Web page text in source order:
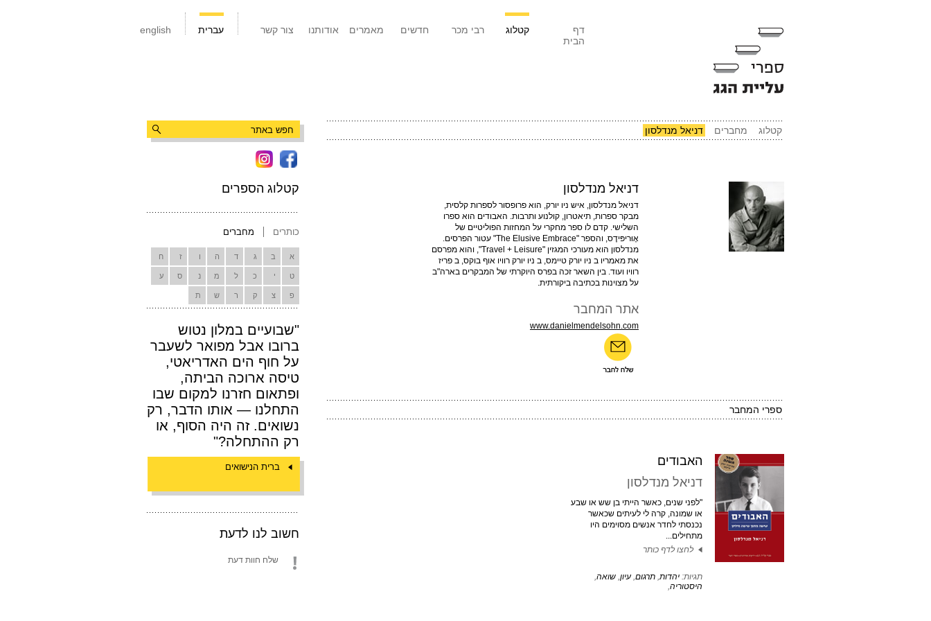
english עברית צור קשר אודותנו מאמרים חדשים רבי מכר קטלוג
דף
הבית
קטלוג הספרים
כותרים מחברים
א ב ג ד ה ו ז ח
ט י כ ל מ נ ס ע
פ צ ק ר ש ת
"שבועיים במלון נטוש
ברובו אבל מפואר לשעבר
על חוף הים האדריאטי,
טיסה ארוכה הביתה,
ופתאום חזרנו למקום שבו
התחלנו — אותו הדבר, רק
נשואים. זה היה הסוף, או
רק ההתחלה?"
ברית הנישואים
חשוב לנו לדעת
שלח חוות דעת
קטלוג מחברים דניאל מנדלסון
דניאל מנדלסון
דניאל מנדלסון, איש ניו יורק, הוא פרופסור לספרות קלסית,
מבקר ספרות, תיאטרון, קולנוע ותרבות. האבודים הוא ספרו
השלישי. קדם לו ספר מחקרי על המחזות הפוליטיים של
אֶוּריפּידֶס, והספר "The Elusive Embrace" עטור הפרסים.
מנדלסון הוא מעורכי המגזין "Travel + Leisure", והוא מפרסם
את מאמריו ב ניו יורק טיימס, ב ניו יורק רוויו אוף בוקס, ב פריז
רוויו ועוד. בין השאר זכה בפרס היוקרתי של המבקרים בארה"ב
על מצוינות בכתיבה ביקורתית.
אתר המחבר
www.danielmendelsohn.com
ספרי המחבר
האבודים
דניאל מנדלסון
"לפני שנים, כאשר הייתי בן שש או שבע
או שמונה, קרה לי לעיתים שכאשר
נכנסתי לחדר אנשים מסוימים היו
מתחילים...
לחצו לדף כותר
תגיות: יהדות, תרגום, עיון, שואה,
היסטוריה,